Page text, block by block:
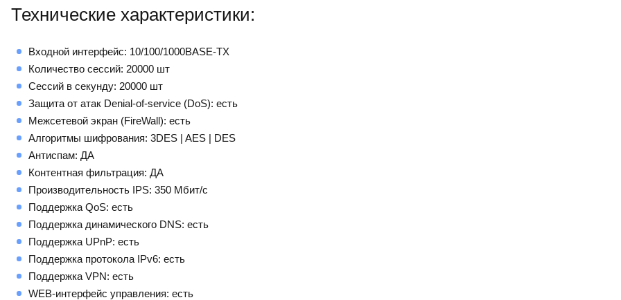
Технические характеристики:
Входной интерфейс: 10/100/1000BASE-TX
Количество сессий: 20000 шт
Сессий в секунду: 20000 шт
Защита от атак Denial-of-service (DoS): есть
Межсетевой экран (FireWall): есть
Алгоритмы шифрования: 3DES | AES | DES
Антиспам: ДА
Контентная фильтрация: ДА
Производительность IPS: 350 Мбит/с
Поддержка QoS: есть
Поддержка динамического DNS: есть
Поддержка UPnP: есть
Поддержка протокола IPv6: есть
Поддержка VPN: есть
WEB-интерфейс управления: есть